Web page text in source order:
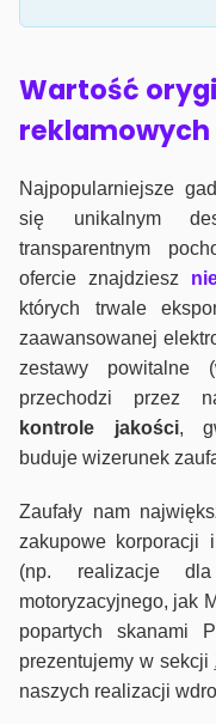
Wartość
reklamowych
Najpopularniejsze
się unikalnym
transparentnym
ofercie znajdziesz
których trwale
zaawansowanej
zestawy powitalne
przechodzi przez
kontrole jakości,
buduje wizerunek
Zaufały nam
zakupowe korporacji
(np. realizacje
motoryzacyjnego, jak
popartych skanami
prezentujemy w sekcji
naszych realizacji